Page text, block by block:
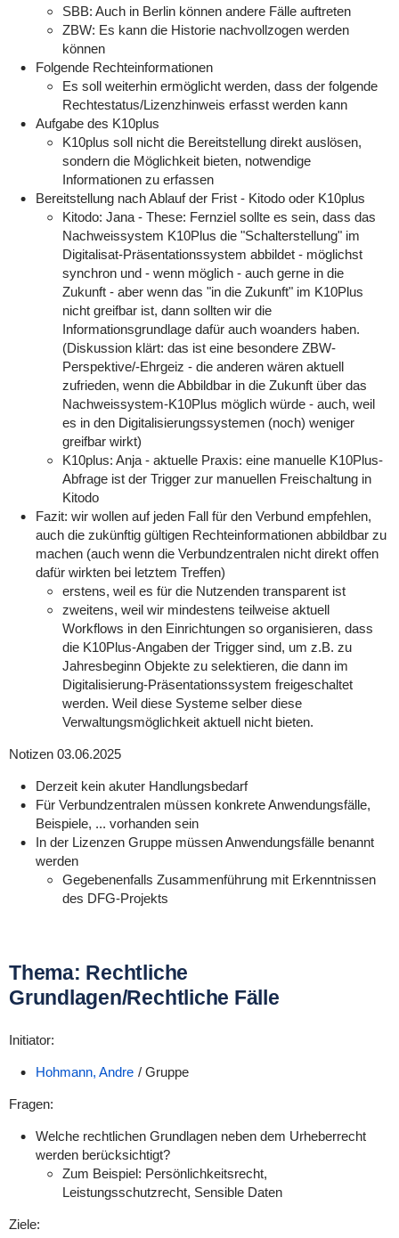
SBB: Auch in Berlin können andere Fälle auftreten
ZBW: Es kann die Historie nachvollzogen werden
können
Folgende Rechteinformationen
Es soll weiterhin ermöglicht werden, dass der folgende
Rechtestatus/Lizenzhinweis erfasst werden kann
Aufgabe des K10plus
K10plus soll nicht die Bereitstellung direkt auslösen,
sondern die Möglichkeit bieten, notwendige
Informationen zu erfassen
Bereitstellung nach Ablauf der Frist - Kitodo oder K10plus
Kitodo: Jana - These: Fernziel sollte es sein, dass das
Nachweissystem K10Plus die "Schalterstellung" im
Digitalisat-Präsentationssystem abbildet - möglichst
synchron und - wenn möglich - auch gerne in die
Zukunft - aber wenn das "in die Zukunft" im K10Plus
nicht greifbar ist, dann sollten wir die
Informationsgrundlage dafür auch woanders haben.
(Diskussion klärt: das ist eine besondere ZBW-
Perspektive/-Ehrgeiz - die anderen wären aktuell
zufrieden, wenn die Abbildbar in die Zukunft über das
Nachweissystem-K10Plus möglich würde - auch, weil
es in den Digitalisierungssystemen (noch) weniger
greifbar wirkt)
K10plus: Anja - aktuelle Praxis: eine manuelle K10Plus-
Abfrage ist der Trigger zur manuellen Freischaltung in
Kitodo
Fazit: wir wollen auf jeden Fall für den Verbund empfehlen,
auch die zukünftig gültigen Rechteinformationen abbildbar zu
machen (auch wenn die Verbundzentralen nicht direkt offen
dafür wirkten bei letztem Treffen)
erstens, weil es für die Nutzenden transparent ist
zweitens, weil wir mindestens teilweise aktuell
Workflows in den Einrichtungen so organisieren, dass
die K10Plus-Angaben der Trigger sind, um z.B. zu
Jahresbeginn Objekte zu selektieren, die dann im
Digitalisierung-Präsentationssystem freigeschaltet
werden. Weil diese Systeme selber diese
Verwaltungsmöglichkeit aktuell nicht bieten.
Notizen 03.06.2025
Derzeit kein akuter Handlungsbedarf
Für Verbundzentralen müssen konkrete Anwendungsfälle,
Beispiele, ... vorhanden sein
In der Lizenzen Gruppe müssen Anwendungsfälle benannt
werden
Gegebenenfalls Zusammenführung mit Erkenntnissen
des DFG-Projekts
Thema: Rechtliche
Grundlagen/Rechtliche Fälle
Initiator:
Hohmann, Andre / Gruppe
Fragen:
Welche rechtlichen Grundlagen neben dem Urheberrecht
werden berücksichtigt?
Zum Beispiel: Persönlichkeitsrecht,
Leistungsschutzrecht, Sensible Daten
Ziele: